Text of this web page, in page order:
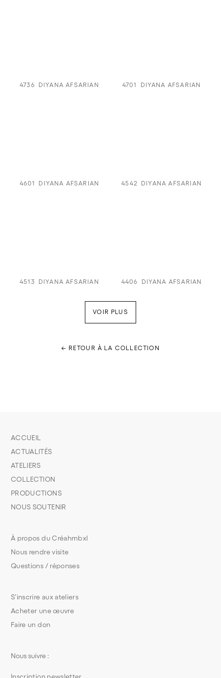
4736 DIYANA AFSARIAN 4701 DIYANA AFSARIAN
4601 DIYANA AFSARIAN 4542 DIYANA AFSARIAN
4513 DIYANA AFSARIAN 4406 DIYANA AFSARIAN
VOIR PLUS
← RETOUR À LA COLLECTION
S’inscrire aux ateliers
Acheter une œuvre
Faire un don
À propos du Créahmbxl
Nous rendre visite
Questions / réponses
ACCUEIL
ACTUALITÉS
ATELIERS
COLLECTION
PRODUCTIONS
NOUS SOUTENIR
Nous suivre :
Inscription newsletter